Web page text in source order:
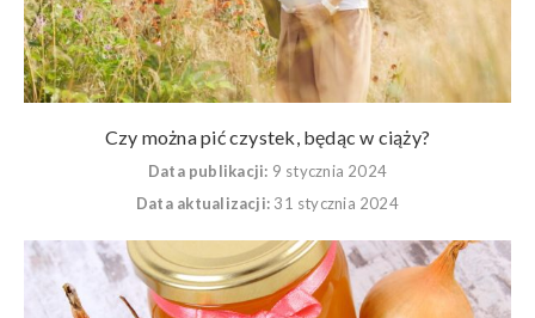
Czy można pić czystek, będąc w ciąży?
Data publikacji: 9 stycznia 2024
Data aktualizacji: 31 stycznia 2024